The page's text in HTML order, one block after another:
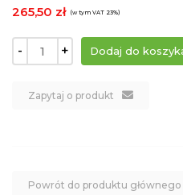
265,50 zł (w tym VAT 23%)
- +
Zapytaj o produkt
Powrót do produktu głównego